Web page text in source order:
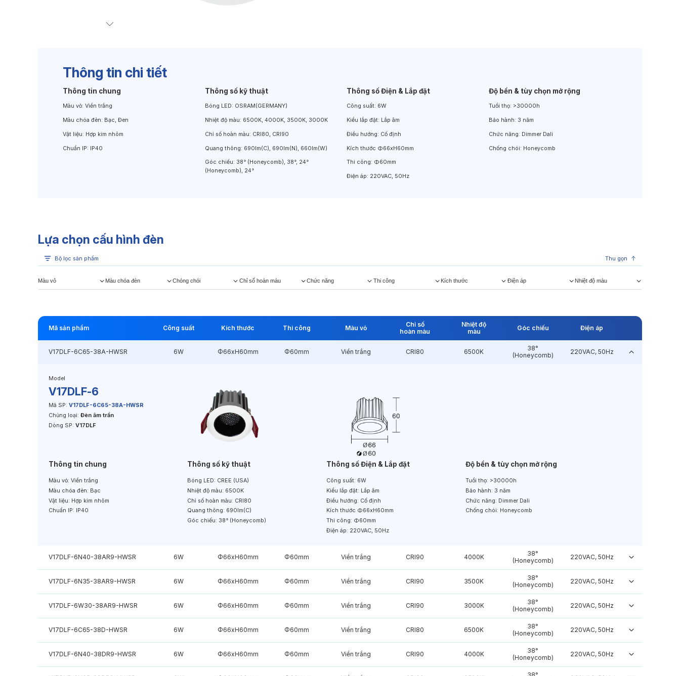
Thông tin chi tiết
Thông tin chung
Màu vỏ: Viền trắng
Màu chóa đèn: Bạc, Đen
Vật liệu: Hợp kim nhôm
Chuẩn IP: IP40
Thông số kỹ thuật
Bóng LED: OSRAM(GERMANY)
Nhiệt độ màu: 6500K, 4000K, 3500K, 3000K
Chỉ số hoàn màu: CRI80, CRI90
Quang thông: 690lm(C), 690lm(N), 660lm(W)
Góc chiếu: 38° (Honeycomb), 38°, 24°
(Honeycomb), 24°
Thông số Điện & Lắp đặt
Công suất: 6W
Kiểu lắp đặt: Lắp âm
Điều hướng: Cố định
Kích thước Φ66xH60mm
Thi công: Φ60mm
Điện áp: 220VAC, 50Hz
Độ bền & tùy chọn mở rộng
Tuổi thọ: >30000h
Bảo hành: 3 năm
Chức năng: Dimmer Dali
Chống chói: Honeycomb
Lựa chọn cấu hình đèn
Bộ lọc sản phẩm Thu gọn
Màu vỏ Màu chóa đèn Chóng chói Chỉ số hoàn màu Chức năng Thi công Kích thước Điện áp Nhiệt độ màu
Mã sản phẩm Công suất Kích thước Thi công Màu vỏ
Chỉ số
hoàn màu
Nhiệt độ
màu
Góc chiếu Điện áp
V17DLF-6C65-38A-HWSR 6W Φ66xH60mm Φ60mm Viền trắng CRI80 6500K
38°
(Honeycomb)
220VAC, 50Hz
Model
V17DLF-6
Mã SP: V17DLF-6C65-38A-HWSR
Chủng loại: Đèn âm trần
Dòng SP: V17DLF
Thông tin chung
Màu vỏ: Viền trắng
Màu chóa đèn: Bạc
Vật liệu: Hợp kim nhôm
Chuẩn IP:
IP40
Thông số kỹ thuật
Bóng LED: CREE (USA)
Nhiệt độ màu: 6500K
Chỉ số hoàn màu: CRI80
Quang thông: 690lm(C)
Góc chiếu: 38° (Honeycomb)
Thông số Điện & Lắp đặt
Công suất: 6W
Kiểu lắp đặt: Lắp âm
Điều hướng: Cố định
Kích thước Φ66xH60mm
Thi công: Φ60mm
Điện áp: 220VAC, 50Hz
Độ bền & tùy chọn mở rộng
Tuổi thọ: >30000h
Bảo hành: 3 năm
Chức năng: Dimmer Dali
Chống chói: Honeycomb
V17DLF-6N40-38AR9-HWSR 6W Φ66xH60mm Φ60mm Viền trắng CRI90 4000K
38°
(Honeycomb)
220VAC, 50Hz
V17DLF-6N35-38AR9-HWSR 6W Φ66xH60mm Φ60mm Viền trắng CRI90 3500K
38°
(Honeycomb)
220VAC, 50Hz
V17DLF-6W30-38AR9-HWSR 6W Φ66xH60mm Φ60mm Viền trắng CRI90 3000K
38°
(Honeycomb)
220VAC, 50Hz
V17DLF-6C65-38D-HWSR 6W Φ66xH60mm Φ60mm Viền trắng CRI80 6500K
38°
(Honeycomb)
220VAC, 50Hz
V17DLF-6N40-38DR9-HWSR 6W Φ66xH60mm Φ60mm Viền trắng CRI90 4000K
38°
(Honeycomb)
220VAC, 50Hz